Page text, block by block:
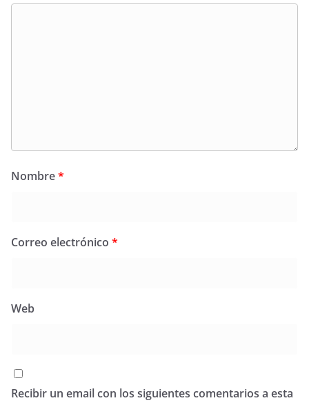
Nombre*
Correo electrónico *
Web
Recibir un email con los siguientes comentarios a esta